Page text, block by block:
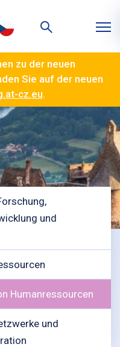
zu der neuen
Sie auf der neuen
cz.eu.
und
Humanressourcen
und